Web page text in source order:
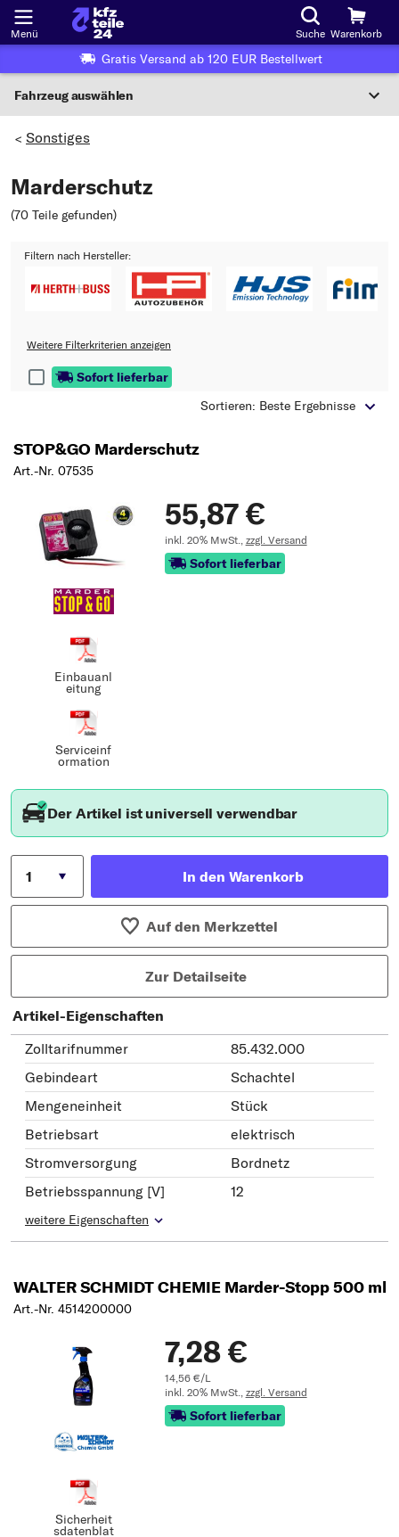
Menü Suche Warenkorb
Gratis Versand ab 120 EUR Bestellwert
Fahrzeug auswählen
Wo finde ich die?
Oder Fahrzeugauswahl nach Kriterien:
Modell wählen
> Sonstiges
Marderschutz
(70 Teile gefunden)
Filtern nach Hersteller:
Weitere Filterkriterien anzeigen
Sofort lieferbar
Sortieren: Beste Ergebnisse
STOP&GO Marderschutz
Art.-Nr. 07535
Einbauanl
eitung
Serviceinf
ormation
55,87 €
inkl. 20% MwSt., zzgl. Versand
Sofort lieferbar
Der Artikel ist universell verwendbar
In den Warenkorb
Auf den Merkzettel
Zur Detailseite
Artikel-Eigenschaften
Zolltarifnummer
85.432.000
Gebindeart
Schachtel
Mengeneinheit
Stück
Betriebsart
elektrisch
Stromversorgung
Bordnetz
Betriebsspannung [V]
12
weitere Eigenschaften
WALTER SCHMIDT CHEMIE Marder-Stopp 500 ml
Art.-Nr. 4514200000
Sicherheit
sdatenblat
7,28 €
14,56 €/L
inkl. 20% MwSt., zzgl. Versand
Sofort lieferbar